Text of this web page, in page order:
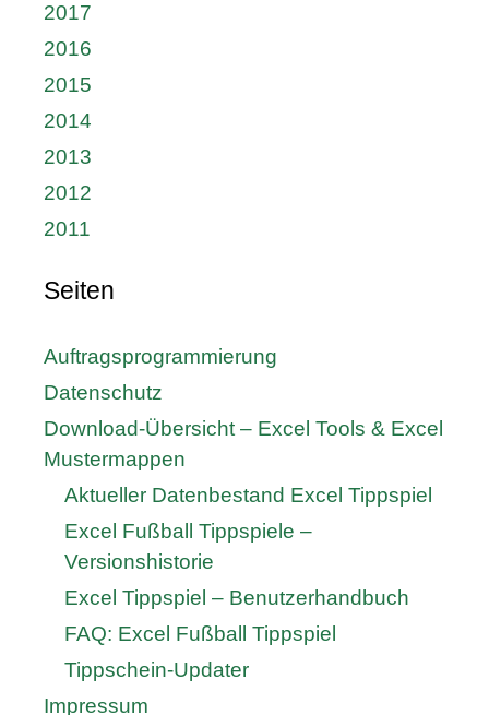
2017
2016
2015
2014
2013
2012
2011
Seiten
Auftragsprogrammierung
Datenschutz
Download-Übersicht – Excel Tools & Excel
Mustermappen
Aktueller Datenbestand Excel Tippspiel
Excel Fußball Tippspiele –
Versionshistorie
Excel Tippspiel – Benutzerhandbuch
FAQ: Excel Fußball Tippspiel
Tippschein-Updater
Impressum